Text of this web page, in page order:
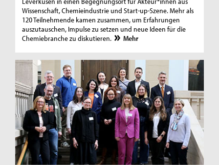
Wissenschaft, Chemieindustrie und Start-up-Szene. Mehr als
120 Teilnehmende kamen zusammen, um Erfahrungen
auszutauschen, Impulse zu setzen und neue Ideen für die
Chemiebranche zu diskutieren.
Mehr